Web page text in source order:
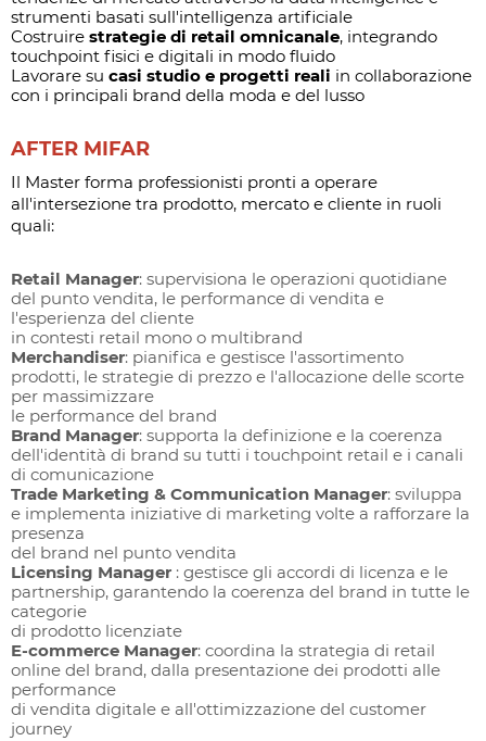
strumenti basati sull'intelligenza artificiale
Costruire strategie di retail omnicanale, integrando
touchpoint fisici e digitali in modo fluido
Lavorare su casi studio e progetti reali in collaborazione
con i principali brand della moda e del lusso
AFTER MIFAR
Il Master forma professionisti pronti a operare
all'intersezione tra prodotto, mercato e cliente in ruoli
quali:
Retail Manager: supervisiona le operazioni quotidiane
del punto vendita, le performance di vendita e
l'esperienza del cliente
in contesti retail mono o multibrand
Merchandiser: pianifica e gestisce l'assortimento
prodotti, le strategie di prezzo e l'allocazione delle scorte
per massimizzare
le performance del brand
Brand Manager: supporta la definizione e la coerenza
dell'identità di brand su tutti i touchpoint retail e i canali
di comunicazione
Trade Marketing & Communication Manager: sviluppa
e implementa iniziative di marketing volte a rafforzare la
presenza
del brand nel punto vendita
Licensing Manager : gestisce gli accordi di licenza e le
partnership, garantendo la coerenza del brand in tutte le
categorie
di prodotto licenziate
E-commerce Manager: coordina la strategia di retail
online del brand, dalla presentazione dei prodotti alle
performance
di vendita digitale e all'ottimizzazione del customer
journey